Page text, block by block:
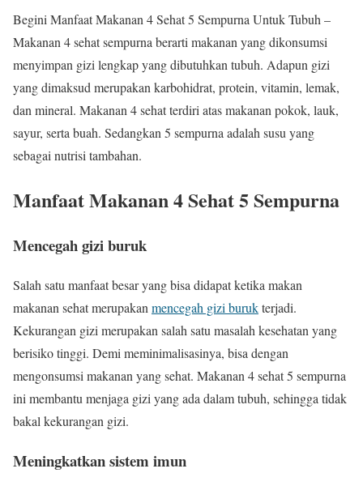
Begini Manfaat Makanan 4 Sehat 5 Sempurna Untuk Tubuh –
Makanan 4 sehat sempurna berarti makanan yang dikonsumsi
menyimpan gizi lengkap yang dibutuhkan tubuh. Adapun gizi
yang dimaksud merupakan karbohidrat, protein, vitamin, lemak,
dan mineral. Makanan 4 sehat terdiri atas makanan pokok, lauk,
sayur, serta buah. Sedangkan 5 sempurna adalah susu yang
sebagai nutrisi tambahan.
Manfaat Makanan 4 Sehat 5 Sempurna
Mencegah gizi buruk
Salah satu manfaat besar yang bisa didapat ketika makan
makanan sehat merupakan mencegah gizi burukterjadi.
Kekurangan gizi merupakan salah satu masalah kesehatan yang
berisiko tinggi. Demi meminimalisasinya, bisa dengan
mengonsumsi makanan yang sehat. Makanan 4 sehat 5 sempurna
ini membantu menjaga gizi yang ada dalam tubuh, sehingga tidak
bakal kekurangan gizi.
Meningkatkan sistem imun